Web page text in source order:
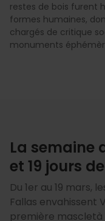
restes de bois furent
formes humaines,
chargés de critique
monuments
La semaine
et 19 jours
Du 1er au 19 mars,
Fallas envahissent
première mascletà